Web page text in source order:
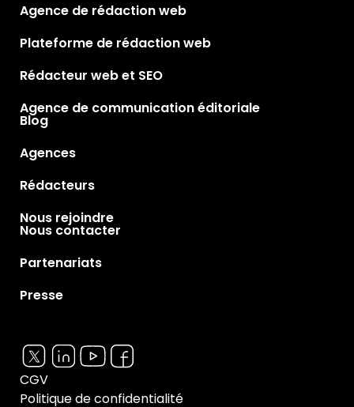
Agence de rédaction web
Plateforme de rédaction web
Rédacteur web et SEO
Agence de communication éditoriale
Blog
Agences
Rédacteurs
Nous rejoindre
Nous contacter
Partenariats
Presse
Politique de confidentialité
CGV